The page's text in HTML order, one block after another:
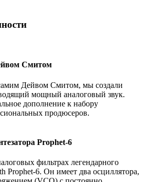
Смитом
Дейвом Смитом, мы создали
мощный аналоговый звук.
дополнение к набору
продюсеров.
Prophet-6
фильтрах легендарного
Prophet-6. Он имеет два осциллятора,